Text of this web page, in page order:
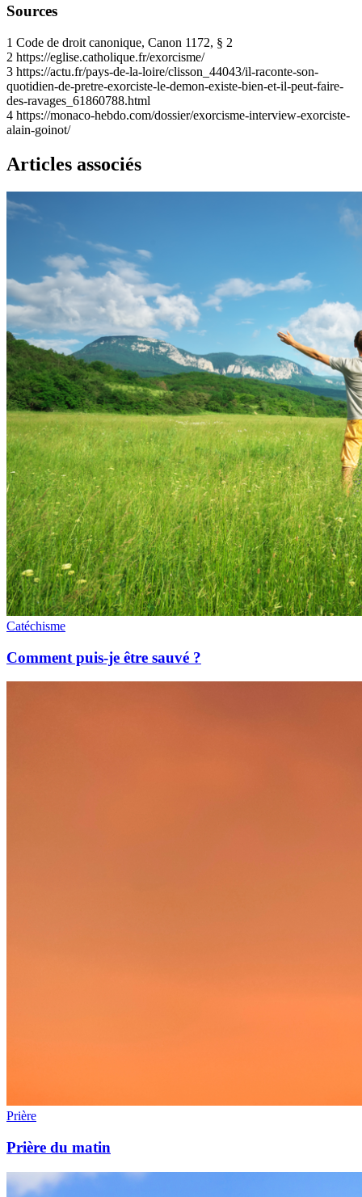
Sources
1 Code de droit canonique, Canon 1172, § 2
2 https://eglise.catholique.fr/exorcisme/
3 https://actu.fr/pays-de-la-loire/clisson_44043/il-raconte-son-
quotidien-de-pretre-exorciste-le-demon-existe-bien-et-il-peut-faire-
des-ravages_61860788.html
4 https://monaco-hebdo.com/dossier/exorcisme-interview-exorciste-
alain-goinot/
Articles associés
Catéchisme
Comment puis-je être sauvé ?
Prière
Prière du matin